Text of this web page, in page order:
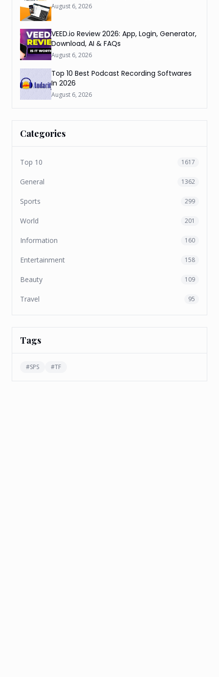
August 6, 2026
VEED.io Review 2026: App, Login, Generator,
Download, AI & FAQs
August 6, 2026
Top 10 Best Podcast Recording Softwares
In 2026
August 6, 2026
Categories
Top 10 1617
General 1362
Sports 299
World 201
Information 160
Entertainment 158
Beauty 109
Travel 95
Tags
#SPS #TF